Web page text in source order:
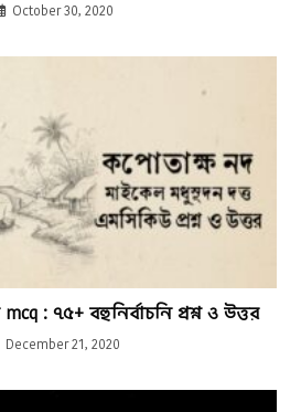
October 30, 2020
: ৭৫+ বহুনির্বাচনি প্রশ্ন ও উত্তর
December 21, 2020